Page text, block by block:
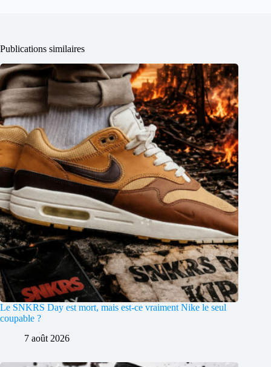
Publications similaires
Le SNKRS Day est mort, mais est-ce vraiment Nike le seul
coupable ?
7 août 2026